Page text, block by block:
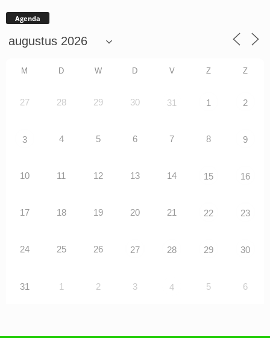
Agenda
M D W D V Z Z
27 28 29 30 31 1 2
3 4 5 6 7 8 9
10 11 12 13 14 15 16
17 18 19 20 21 22 23
24 25 26 27 28 29 30
31 1 2 3 4 5 6